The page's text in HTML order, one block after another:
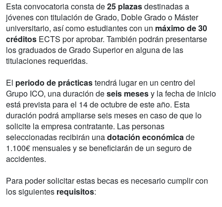
Esta convocatoria consta de25 plazasdestinadas a
jóvenes con titulación de Grado, Doble Grado o Máster
universitario, así como estudiantes con un máximo de 30
créditos ECTS por aprobar. También podrán presentarse
los graduados de Grado Superior en alguna de las
titulaciones requeridas.
El periodo de prácticastendrá lugar en un centro del
Grupo ICO, una duración deseis mesesy la fecha de inicio
está prevista para el 14 de octubre de este año. Esta
duración podrá ampliarse seis meses en caso de que lo
solicite la empresa contratante. Las personas
seleccionadas recibirán unadotación económicade
1.100€ mensuales y se beneficiarán de un seguro de
accidentes.
Para poder solicitar estas becas es necesario cumplir con
los siguientes requisitos: